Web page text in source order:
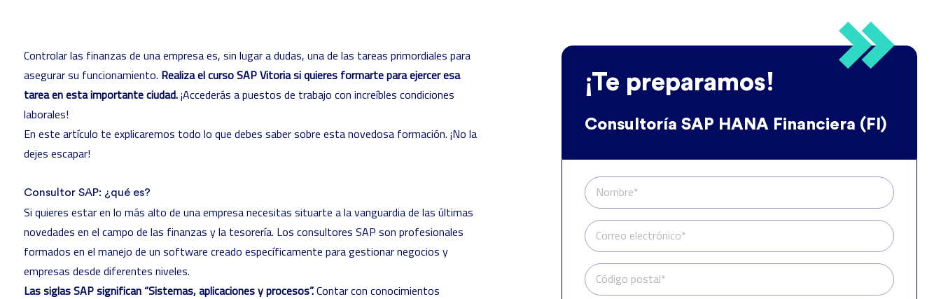
Controlar las finanzas de una empresa es, sin lugar a dudas, una de las tareas primordiales para
asegurar su funcionamiento. Realiza el curso SAP Vitoria si quieres formarte para ejercer esa
tarea en esta importante ciudad.¡Accederás a puestos de trabajo con increíbles condiciones
laborales!
En este artículo te explicaremos todo lo que debes saber sobre esta novedosa formación. ¡No la
dejes escapar!
Consultor SAP: ¿qué es?
Si quieres estar en lo más alto de una empresa necesitas situarte a la vanguardia de las últimas
novedades en el campo de las finanzas y la tesorería. Los consultores SAP son profesionales
formados en el manejo de un software creado específicamente para gestionar negocios y
empresas desde diferentes niveles.
Las siglas SAP significan “Sistemas, aplicaciones y procesos”.Contar con conocimientos
¡Te preparamos!
Consultoría SAP HANA Financiera (FI)
Nombre*
Correo electrónico*
Teléfono*
Código postal*